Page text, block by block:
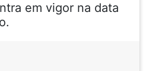
em vigor na data